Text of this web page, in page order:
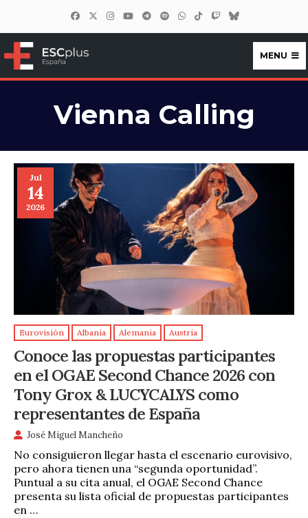
ESCplus España
MENU
Vienna Calling
Jul
14
2026
Eurovisión Albania Alemania Austria
Conoce las propuestas participantes
en el OGAE Second Chance 2026 con
Tony Grox & LUCYCALYS como
representantes de España
José Miguel Mancheño
No consiguieron llegar hasta el escenario eurovisivo,
pero ahora tienen una “segunda oportunidad”.
Puntual a su cita anual, el OGAE Second Chance
presenta su lista oficial de propuestas participantes
en …